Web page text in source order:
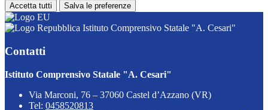
Accetta tutti Salva le preferenze
Istituto Comprensivo Statale "A. Cesari"
Contatti
Istituto Comprensivo Statale "A. Cesari"
Via Marconi, 76 – 37060 Castel d’Azzano (VR)
Tel: 0458520813